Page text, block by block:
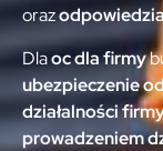
oraz
Dlaoc dla firmy
ubezpieczenie
działalności
prowadzeniem